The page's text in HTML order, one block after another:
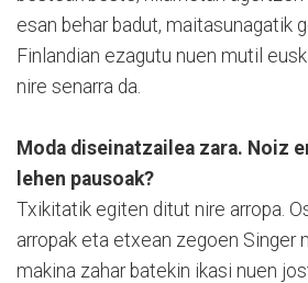
esan behar badut, maitasunagatik
Finlandian ezagutu nuen mutil
nire senarra da.
Moda diseinatzailea zara. Noiz
lehen pausoak?
Txikitatik egiten ditut nire arropa.
arropak eta etxean zegoen Singer
makina zahar batekin ikasi nuen